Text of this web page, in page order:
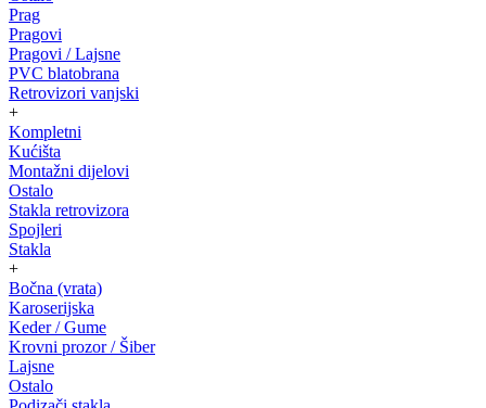
Prag
Pragovi
Pragovi / Lajsne
PVC blatobrana
Retrovizori vanjski
+
Kompletni
Kućišta
Montažni dijelovi
Ostalo
Stakla retrovizora
Spojleri
Stakla
+
Bočna (vrata)
Karoserijska
Keder / Gume
Krovni prozor / Šiber
Lajsne
Ostalo